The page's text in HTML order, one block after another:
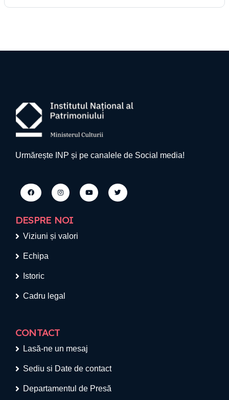
Urmărește INP și pe canalele de Social media!
DESPRE NOI
Viziuni și valori
Echipa
Istoric
Cadru legal
CONTACT
Lasă-ne un mesaj
Sediu si Date de contact
Departamentul de Presă